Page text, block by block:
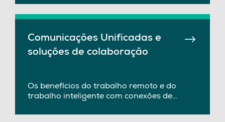
dos sistemas e dados das empresas.
Comunicações Unificadas e
soluções de colaboração
Os benefícios do trabalho remoto e do
trabalho inteligente com conexões de